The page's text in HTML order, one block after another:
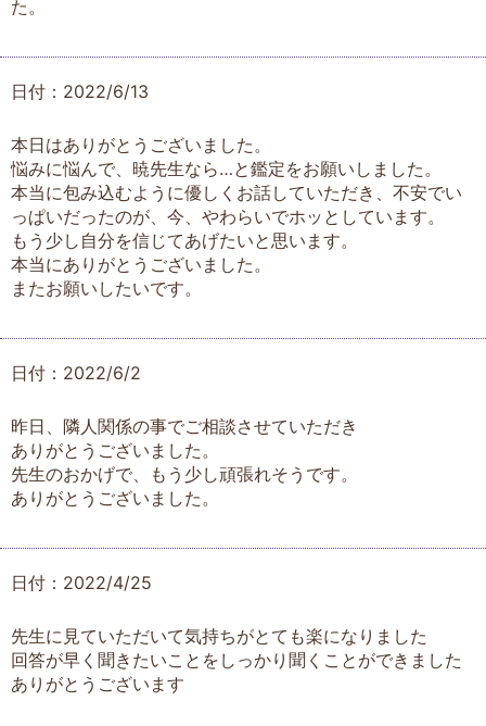
た。
日付：2022/6/13
本日はありがとうございました。
悩みに悩んで、暁先生なら…と鑑定をお願いしました。
本当に包み込むように優しくお話していただき、不安でい
っぱいだったのが、今、やわらいでホッとしています。
もう少し自分を信じてあげたいと思います。
本当にありがとうございました。
またお願いしたいです。
日付：2022/6/2
昨日、隣人関係の事でご相談させていただき
ありがとうございました。
先生のおかげで、もう少し頑張れそうです。
ありがとうございました。
日付：2022/4/25
先生に見ていただいて気持ちがとても楽になりました
回答が早く聞きたいことをしっかり聞くことができました
ありがとうございます